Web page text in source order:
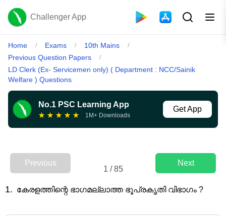
Challenger App
Home / Exams / 10th Mains /
Previous Question Papers /
LD Clerk (Ex- Servicemen only) ( Department : NCC/Sainik
Welfare ) Questions
No.1 PSC Learning App
★ ★ ★ ★ ★ 1M+ Downloads
Get App
Previous
1 /85
Next
1. കേരളത്തിന്റെ ഭാഗമല്ലാത്ത ഭൂപ്രകൃതി വിഭാഗം ?